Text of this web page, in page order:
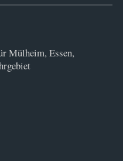
Mülheim, Essen,